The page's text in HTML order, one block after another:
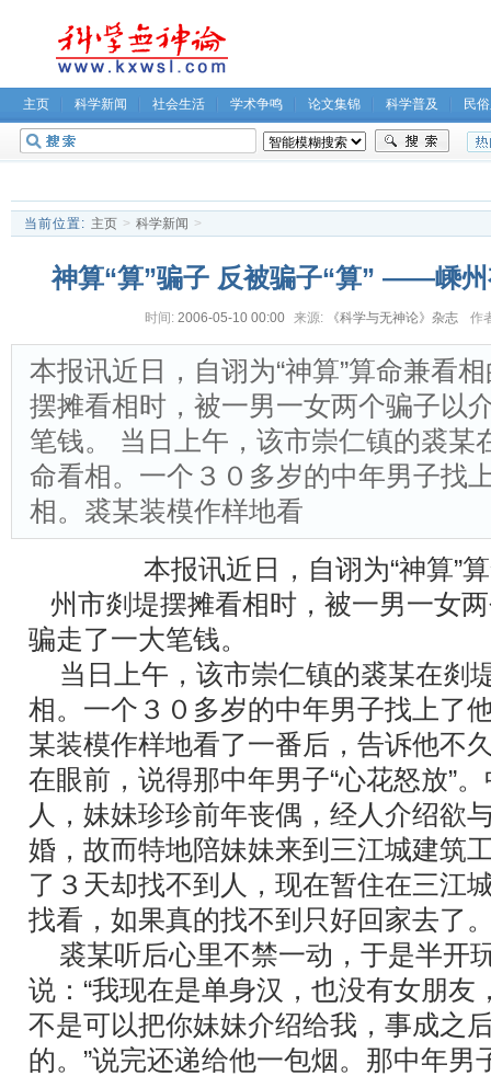
主页 科学新闻 社会生活 学术争鸣 论文集锦 科学普及 民
无神论坛
当前位置: 主页 > 科学新闻 >
神算“算”骗子 反被骗子“算” ――嵊
时间: 2006-05-10 00:00 来源: 《科学与无神论》杂志 作
本报讯近日，自诩为“神算”算命兼看
摆摊看相时，被一男一女两个骗子以
笔钱。 当日上午，该市崇仁镇的裘某
命看相。一个３０多岁的中年男子找
相。裘某装模作样地看
本报讯近日，自诩为“神算”
州市剡堤摆摊看相时，被一男一女
骗走了一大笔钱。
当日上午，该市崇仁镇的裘某在剡
相。一个３０多岁的中年男子找上了
某装模作样地看了一番后，告诉他不
在眼前，说得那中年男子“心花怒放”
人，妹妹珍珍前年丧偶，经人介绍欲
婚，故而特地陪妹妹来到三江城建筑
了３天却找不到人，现在暂住在三江
找看，如果真的找不到只好回家去了
裘某听后心里不禁一动，于是半开
说：“我现在是单身汉，也没有女朋友
不是可以把你妹妹介绍给我，事成之
的。”说完还递给他一包烟。那中年男